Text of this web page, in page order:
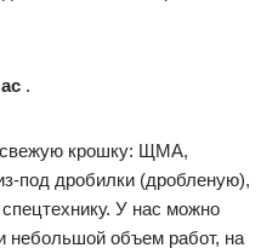
.
крошку: ЩМА,
под дробилки (дробленую),
У нас можно
небольшой объем работ, на